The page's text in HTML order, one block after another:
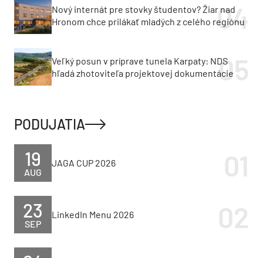
Nový internát pre stovky študentov? Žiar nad
Hronom chce prilákať mladých z celého regiónu
Veľký posun v príprave tunela Karpaty: NDS
hľadá zhotoviteľa projektovej dokumentácie
PODUJATIA
AUG
19 JAGA CUP 2026
SEP
23 LinkedIn Menu 2026